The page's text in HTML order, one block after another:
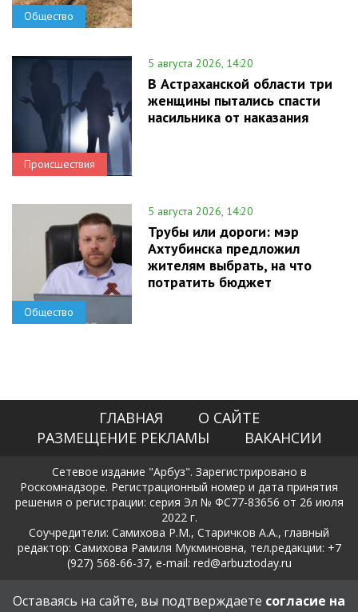
Общество
Происшествия
5 августа 2026, 14:20
В Астраханской области три
женщины пытались спасти
насильника от наказания
Общество
5 августа 2026, 14:20
Трубы или дороги: мэр
Ахтубинска предложил
жителям выбрать, на что
потратить бюджет
ГЛАВНАЯ
О САЙТЕ
РАЗМЕЩЕНИЕ РЕКЛАМЫ
ВАКАНСИИ
Сетевое издание "Арбуз". Зарегистрировано в
Роскомнадзоре. Регистрационный номер и дата принятия
решения о регистрации: серия Эл № ФС77-83656 от 26 июля
2022 г.
Соучредители: Самихова Р.М., Старичков А.А., главный
редактор: Самихова Рамиля Мукминовна, тел.редакции: +7
(927) 568-66-37, e-mail: red@arbuztoday.ru
Политика в отношении обработки и защиты персональных
данных
Оставаясь на сайте, вы подтверждаете согласие на